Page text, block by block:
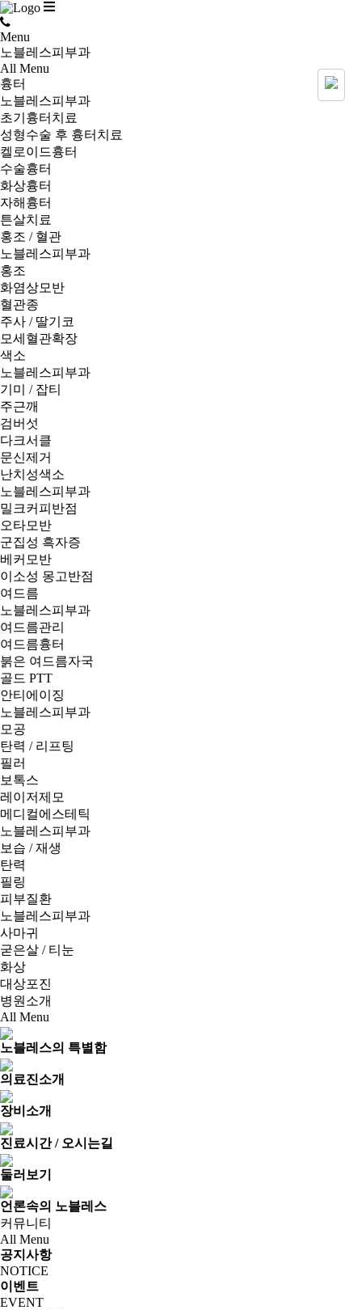
Menu
노블레스피부과
All Menu
흉터
노블레스피부과
초기흉터치료
성형수술 후 흉터치료
켈로이드흉터
수술흉터
화상흉터
자해흉터
튼살치료
홍조 / 혈관
노블레스피부과
홍조
화염상모반
혈관종
주사 / 딸기코
모세혈관확장
색소
노블레스피부과
기미 / 잡티
주근깨
검버섯
다크서클
문신제거
난치성색소
노블레스피부과
밀크커피반점
오타모반
군집성 흑자증
베커모반
이소성 몽고반점
여드름
노블레스피부과
여드름관리
여드름흉터
붉은 여드름자국
골드 PTT
안티에이징
노블레스피부과
모공
탄력 / 리프팅
필러
보톡스
레이저제모
메디컬에스테틱
노블레스피부과
보습 / 재생
탄력
필링
피부질환
노블레스피부과
사마귀
굳은살 / 티눈
화상
대상포진
병원소개
All Menu
노블레스의 특별함
의료진소개
장비소개
진료시간 / 오시는길
둘러보기
언론속의 노블레스
커뮤니티
All Menu
공지사항
NOTICE
이벤트
EVENT